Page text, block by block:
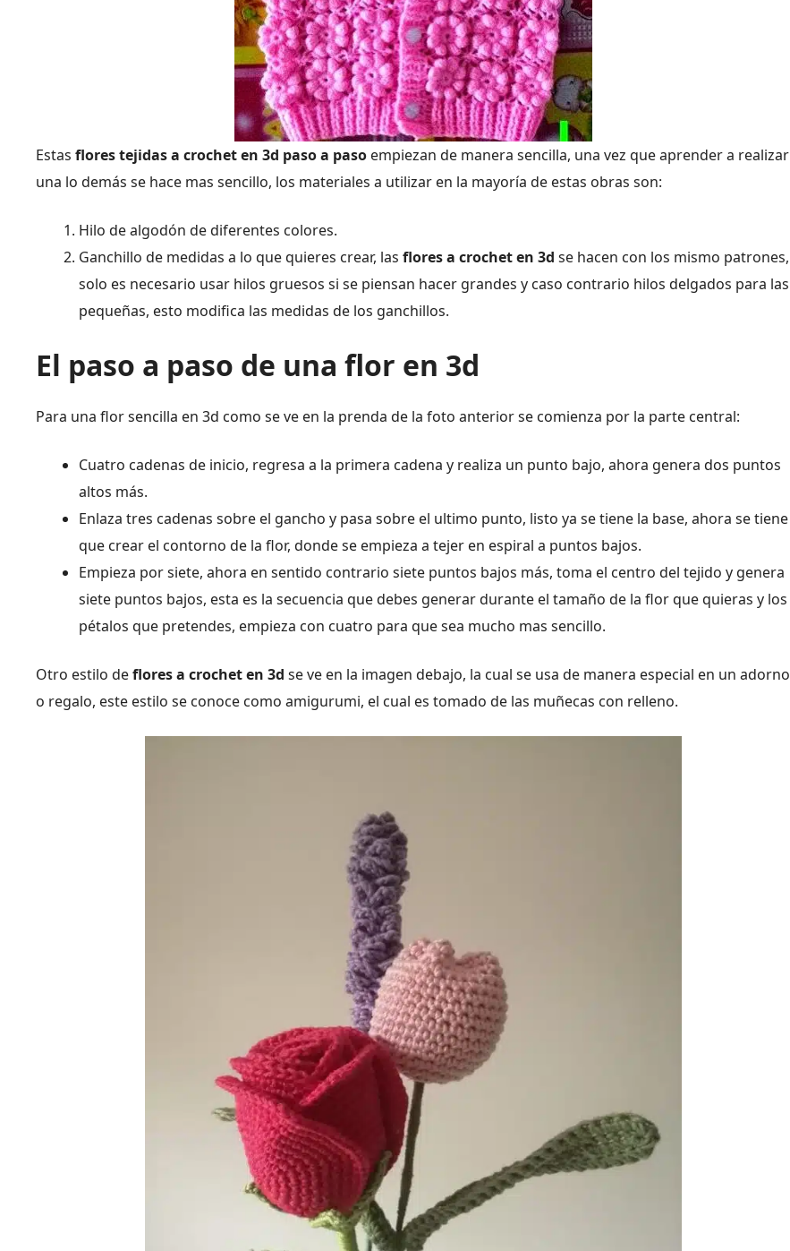
Estas flores tejidas a crochet en 3d paso a paso empiezan de manera sencilla, una vez que aprender a realizar
una lo demás se hace mas sencillo, los materiales a utilizar en la mayoría de estas obras son:
Hilo de algodón de diferentes colores.
Ganchillo de medidas a lo que quieres crear, las flores a crochet en 3d se hacen con los mismo patrones,
solo es necesario usar hilos gruesos si se piensan hacer grandes y caso contrario hilos delgados para las
pequeñas, esto modifica las medidas de los ganchillos.
El paso a paso de una flor en 3d
Para una flor sencilla en 3d como se ve en la prenda de la foto anterior se comienza por la parte central:
Cuatro cadenas de inicio, regresa a la primera cadena y realiza un punto bajo, ahora genera dos puntos
altos más.
Enlaza tres cadenas sobre el gancho y pasa sobre el ultimo punto, listo ya se tiene la base, ahora se tiene
que crear el contorno de la flor, donde se empieza a tejer en espiral a puntos bajos.
Empieza por siete, ahora en sentido contrario siete puntos bajos más, toma el centro del tejido y genera
siete puntos bajos, esta es la secuencia que debes generar durante el tamaño de la flor que quieras y los
pétalos que pretendes, empieza con cuatro para que sea mucho mas sencillo.
Otro estilo deflores a crochet en 3d se ve en la imagen debajo, la cual se usa de manera especial en un adorno
o regalo, este estilo se conoce como amigurumi, el cual es tomado de las muñecas con relleno.